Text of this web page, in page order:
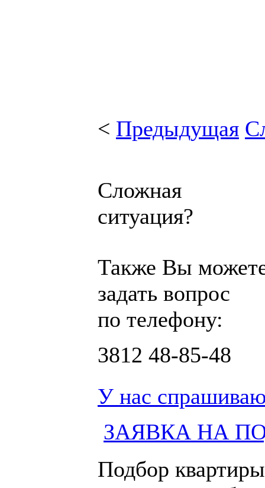
< Предыдущая
Сложная
ситуация?
Также Вы
задать вопрос
по телефону:
3812 48-85-48
У нас
ЗАЯВКА НА
Подбор